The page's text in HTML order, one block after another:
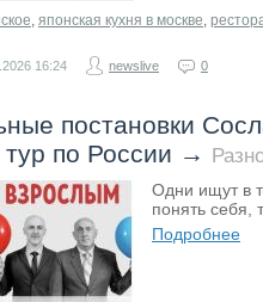
, японская кухня в москве,
16:24 newslive 0
постановки
по России →
Одни ищут в
понять себя,
Подробнее